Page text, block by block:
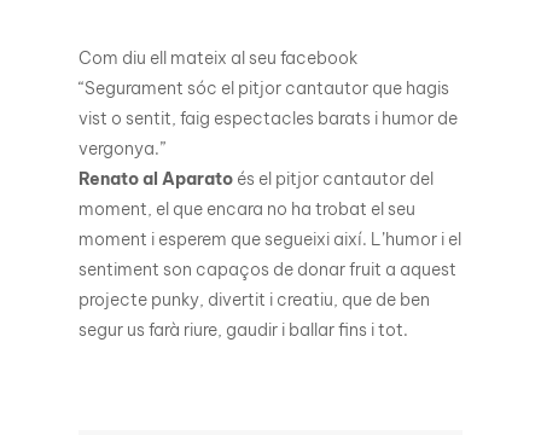
Com diu ell mateix al seu facebook
“Segurament sóc el pitjor cantautor que hagis
vist o sentit, faig espectacles barats i humor de
vergonya.”
Renato al Aparatoés el pitjor cantautor del
moment, el que encara no ha trobat el seu
moment i esperem que segueixi així. L’humor i el
sentiment son capaços de donar fruit a aquest
projecte punky, divertit i creatiu, que de ben
segur us farà riure, gaudir i ballar fins i tot.